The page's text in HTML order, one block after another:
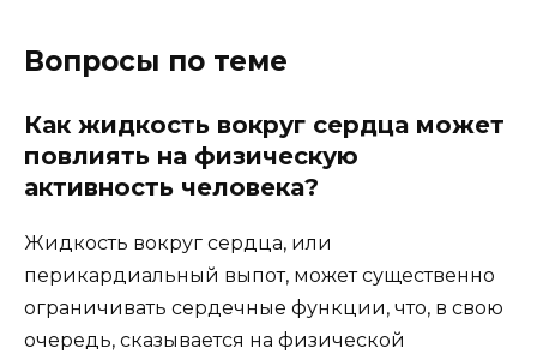
Вопросы по теме
Как жидкость вокруг сердца может
повлиять на физическую
активность человека?
Жидкость вокруг сердца, или
перикардиальный выпот, может существенно
ограничивать сердечные функции, что, в свою
очередь, сказывается на физической